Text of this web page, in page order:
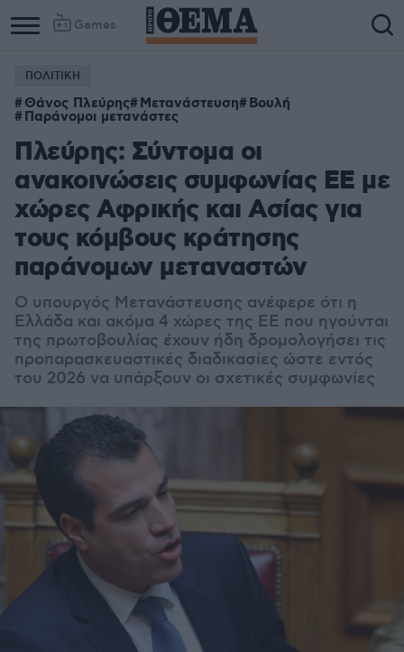
Games
ΠΟΛΙΤΙΚΗ
Θάνος Πλεύρης Μετανάστευση Βουλή
Παράνομοι μετανάστες
Πλεύρης: Σύντομα οι
ανακοινώσεις συμφωνίας ΕΕ με
χώρες Αφρικής και Ασίας για
τους κόμβους κράτησης
παράνομων μεταναστών
Ο υπουργός Μετανάστευσης ανέφερε ότι η
Ελλάδα και ακόμα 4 χώρες της ΕΕ που ηγούνται
της πρωτοβουλίας έχουν ήδη δρομολογήσει τις
προπαρασκευαστικές διαδικασίες ώστε εντός
του 2026 να υπάρξουν οι σχετικές συμφωνίες